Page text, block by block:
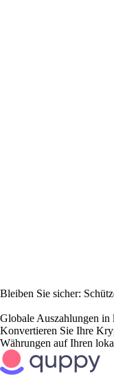
Bleiben Sie sicher:
Globale Auszahlungen
Konvertieren Sie Ihre
Währungen auf Ihren